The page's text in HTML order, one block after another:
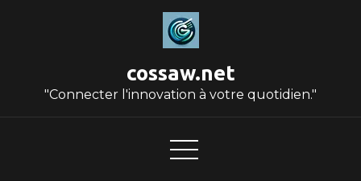
cossaw.net
"Connecter l'innovation à votre quotidien."